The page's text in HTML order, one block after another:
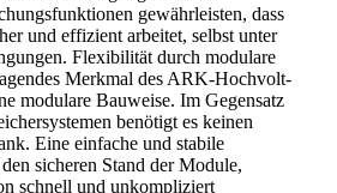
gewährleisten, dass
und effizient arbeitet, selbst unter
Flexibilität durch modulare
Merkmal des ARK-Hochvolt-
modulare Bauweise. Im Gegensatz
benötigt es keinen
Eine einfache und stabile
sicheren Stand der Module,
schnell und unkompliziert